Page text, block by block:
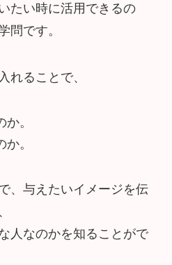
たい時に活用できるの
問です。
れることで、
。
。
、与えたいイメージを伝
人なのかを知ることがで